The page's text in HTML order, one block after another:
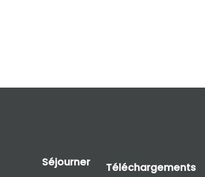
Séjourner Téléchargements